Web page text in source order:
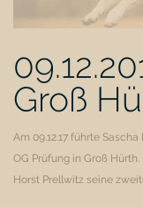
Groß
Am 09.12.17 führte
OG Prüfung in Groß
Horst Prellwitz seine